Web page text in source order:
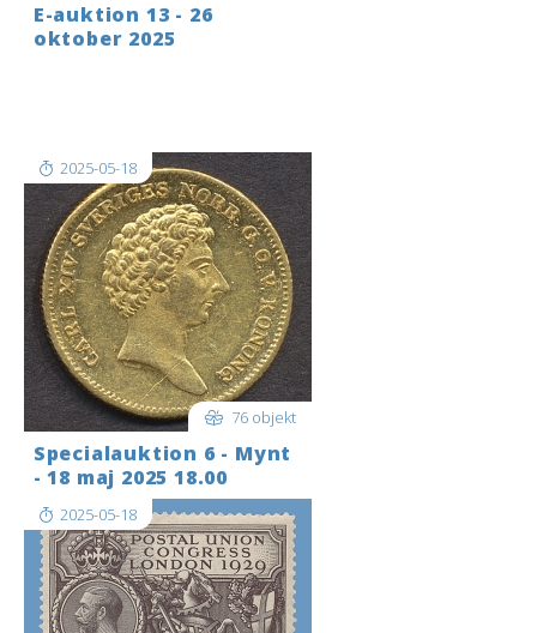
E-auktion 13 - 26
oktober 2025
2025-05-18
76 objekt
Specialauktion 6 - Mynt
- 18 maj 2025 18.00
2025-05-18